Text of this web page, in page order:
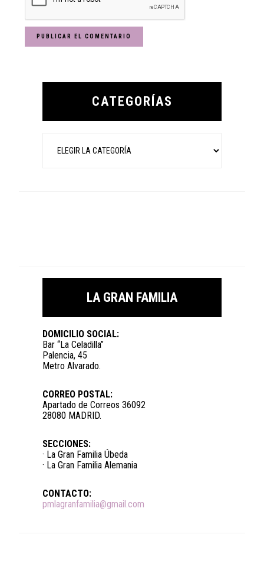
Primary
CATEGORÍAS
LA GRAN FAMILIA
DOMICILIO SOCIAL:
Bar “La Celadilla”
Palencia, 45
Metro Alvarado.
CORREO POSTAL:
Apartado de Correos 36092
28080 MADRID.
SECCIONES:
· La Gran Familia Úbeda
· La Gran Familia Alemania
CONTACTO:
pmlagranfamilia@gmail.com